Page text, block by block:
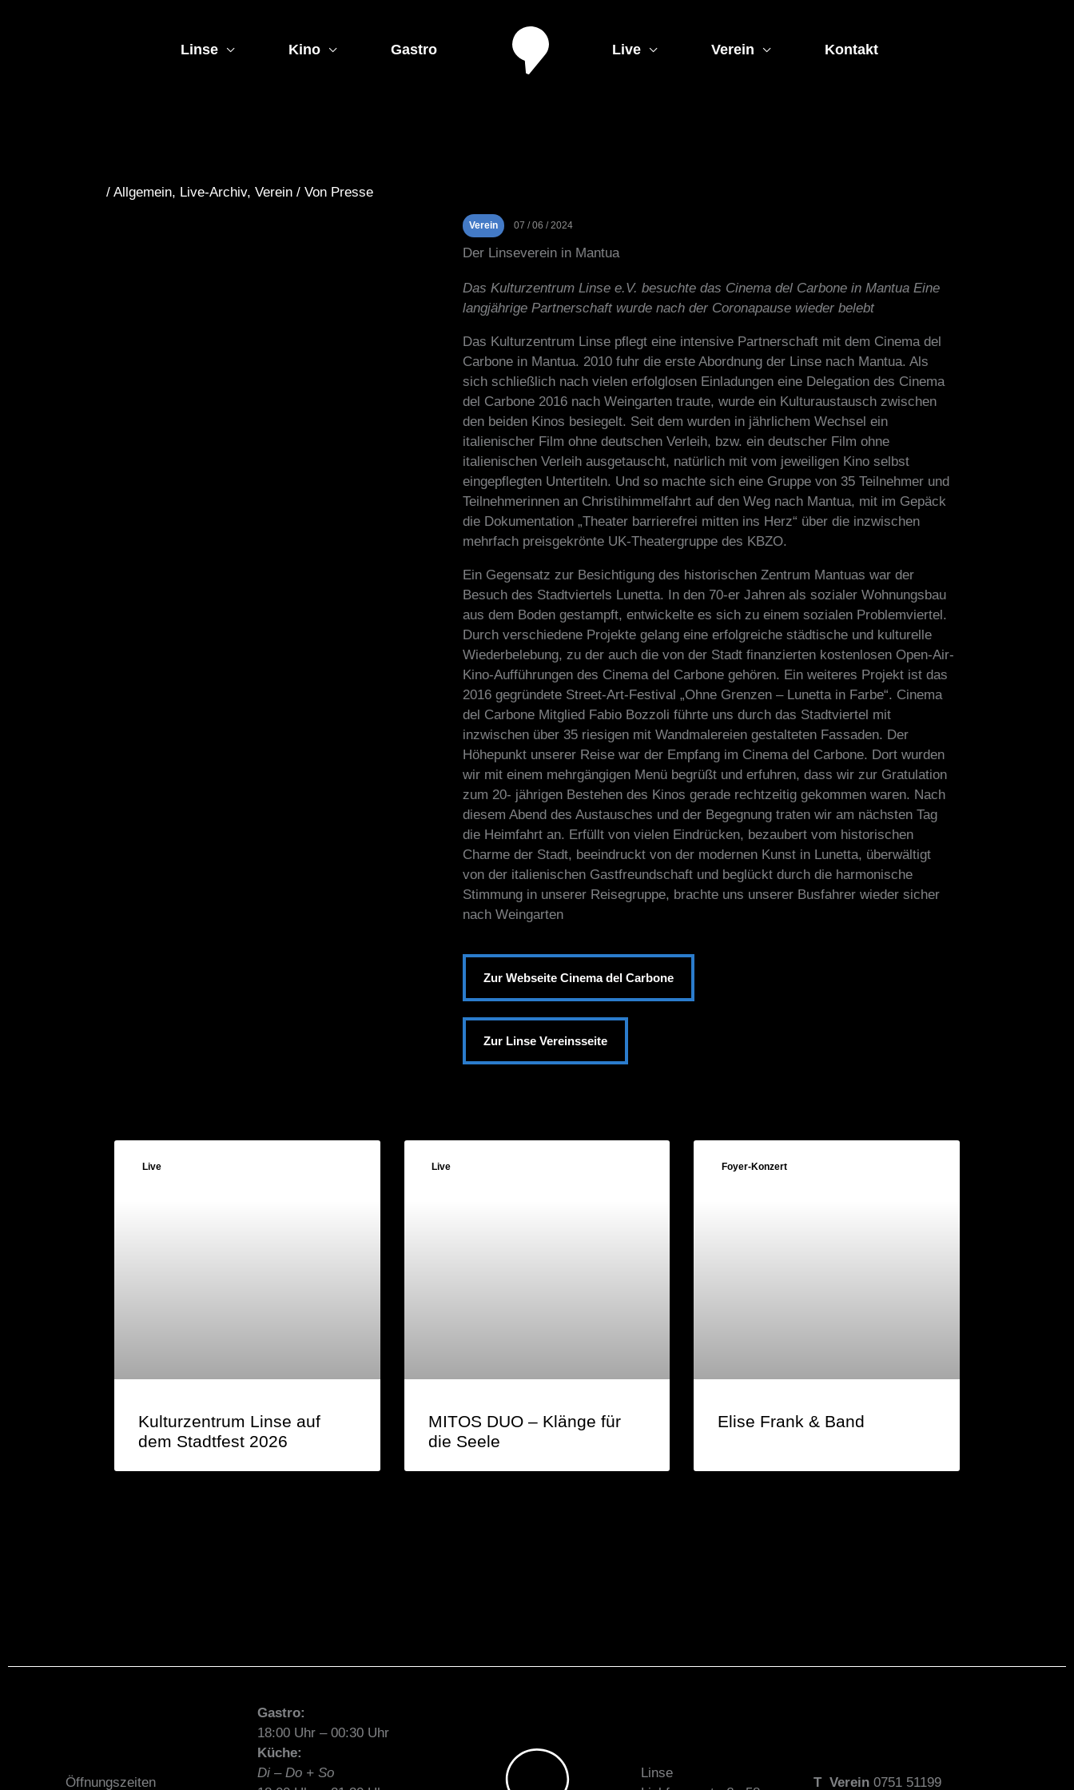
Linse Kino Gastro Live Verein Kontakt
/Allgemein, Live-Archiv,Verein / Von Presse
Verein 07 / 06 / 2024
Der Linseverein in Mantua
Das Kulturzentrum Linse e.V. besuchte das Cinema del Carbone in Mantua Eine
langjährige Partnerschaft wurde nach der Coronapause wieder belebt
Das Kulturzentrum Linse pflegt eine intensive Partnerschaft mit dem Cinema del
Carbone in Mantua. 2010 fuhr die erste Abordnung der Linse nach Mantua. Als
sich schließlich nach vielen erfolglosen Einladungen eine Delegation des Cinema
del Carbone 2016 nach Weingarten traute, wurde ein Kulturaustausch zwischen
den beiden Kinos besiegelt. Seit dem wurden in jährlichem Wechsel ein
italienischer Film ohne deutschen Verleih, bzw. ein deutscher Film ohne
italienischen Verleih ausgetauscht, natürlich mit vom jeweiligen Kino selbst
eingepflegten Untertiteln. Und so machte sich eine Gruppe von 35 Teilnehmer und
Teilnehmerinnen an Christihimmelfahrt auf den Weg nach Mantua, mit im Gepäck
die Dokumentation „Theater barrierefrei mitten ins Herz“ über die inzwischen
mehrfach preisgekrönte UK-Theatergruppe des KBZO.
Ein Gegensatz zur Besichtigung des historischen Zentrum Mantuas war der
Besuch des Stadtviertels Lunetta. In den 70-er Jahren als sozialer Wohnungsbau
aus dem Boden gestampft, entwickelte es sich zu einem sozialen Problemviertel.
Durch verschiedene Projekte gelang eine erfolgreiche städtische und kulturelle
Wiederbelebung, zu der auch die von der Stadt finanzierten kostenlosen Open-Air-
Kino-Aufführungen des Cinema del Carbone gehören. Ein weiteres Projekt ist das
2016 gegründete Street-Art-Festival „Ohne Grenzen – Lunetta in Farbe“. Cinema
del Carbone Mitglied Fabio Bozzoli führte uns durch das Stadtviertel mit
inzwischen über 35 riesigen mit Wandmalereien gestalteten Fassaden. Der
Höhepunkt unserer Reise war der Empfang im Cinema del Carbone. Dort wurden
wir mit einem mehrgängigen Menü begrüßt und erfuhren, dass wir zur Gratulation
zum 20- jährigen Bestehen des Kinos gerade rechtzeitig gekommen waren. Nach
diesem Abend des Austausches und der Begegnung traten wir am nächsten Tag
die Heimfahrt an. Erfüllt von vielen Eindrücken, bezaubert vom historischen
Charme der Stadt, beeindruckt von der modernen Kunst in Lunetta, überwältigt
von der italienischen Gastfreundschaft und beglückt durch die harmonische
Stimmung in unserer Reisegruppe, brachte uns unserer Busfahrer wieder sicher
nach Weingarten
Zur Webseite Cinema del Carbone
Zur Linse Vereinsseite
Live
Kulturzentrum Linse auf
dem Stadtfest 2026
Live
MITOS DUO – Klänge für
die Seele
Foyer-Konzert
Elise Frank & Band
Öffnungszeiten
Gastro:
18:00 Uhr – 00:30 Uhr
Küche:
Di – Do + So
Linse
T Verein 0751 51199